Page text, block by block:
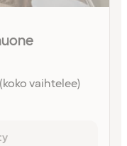
vaihtelee)